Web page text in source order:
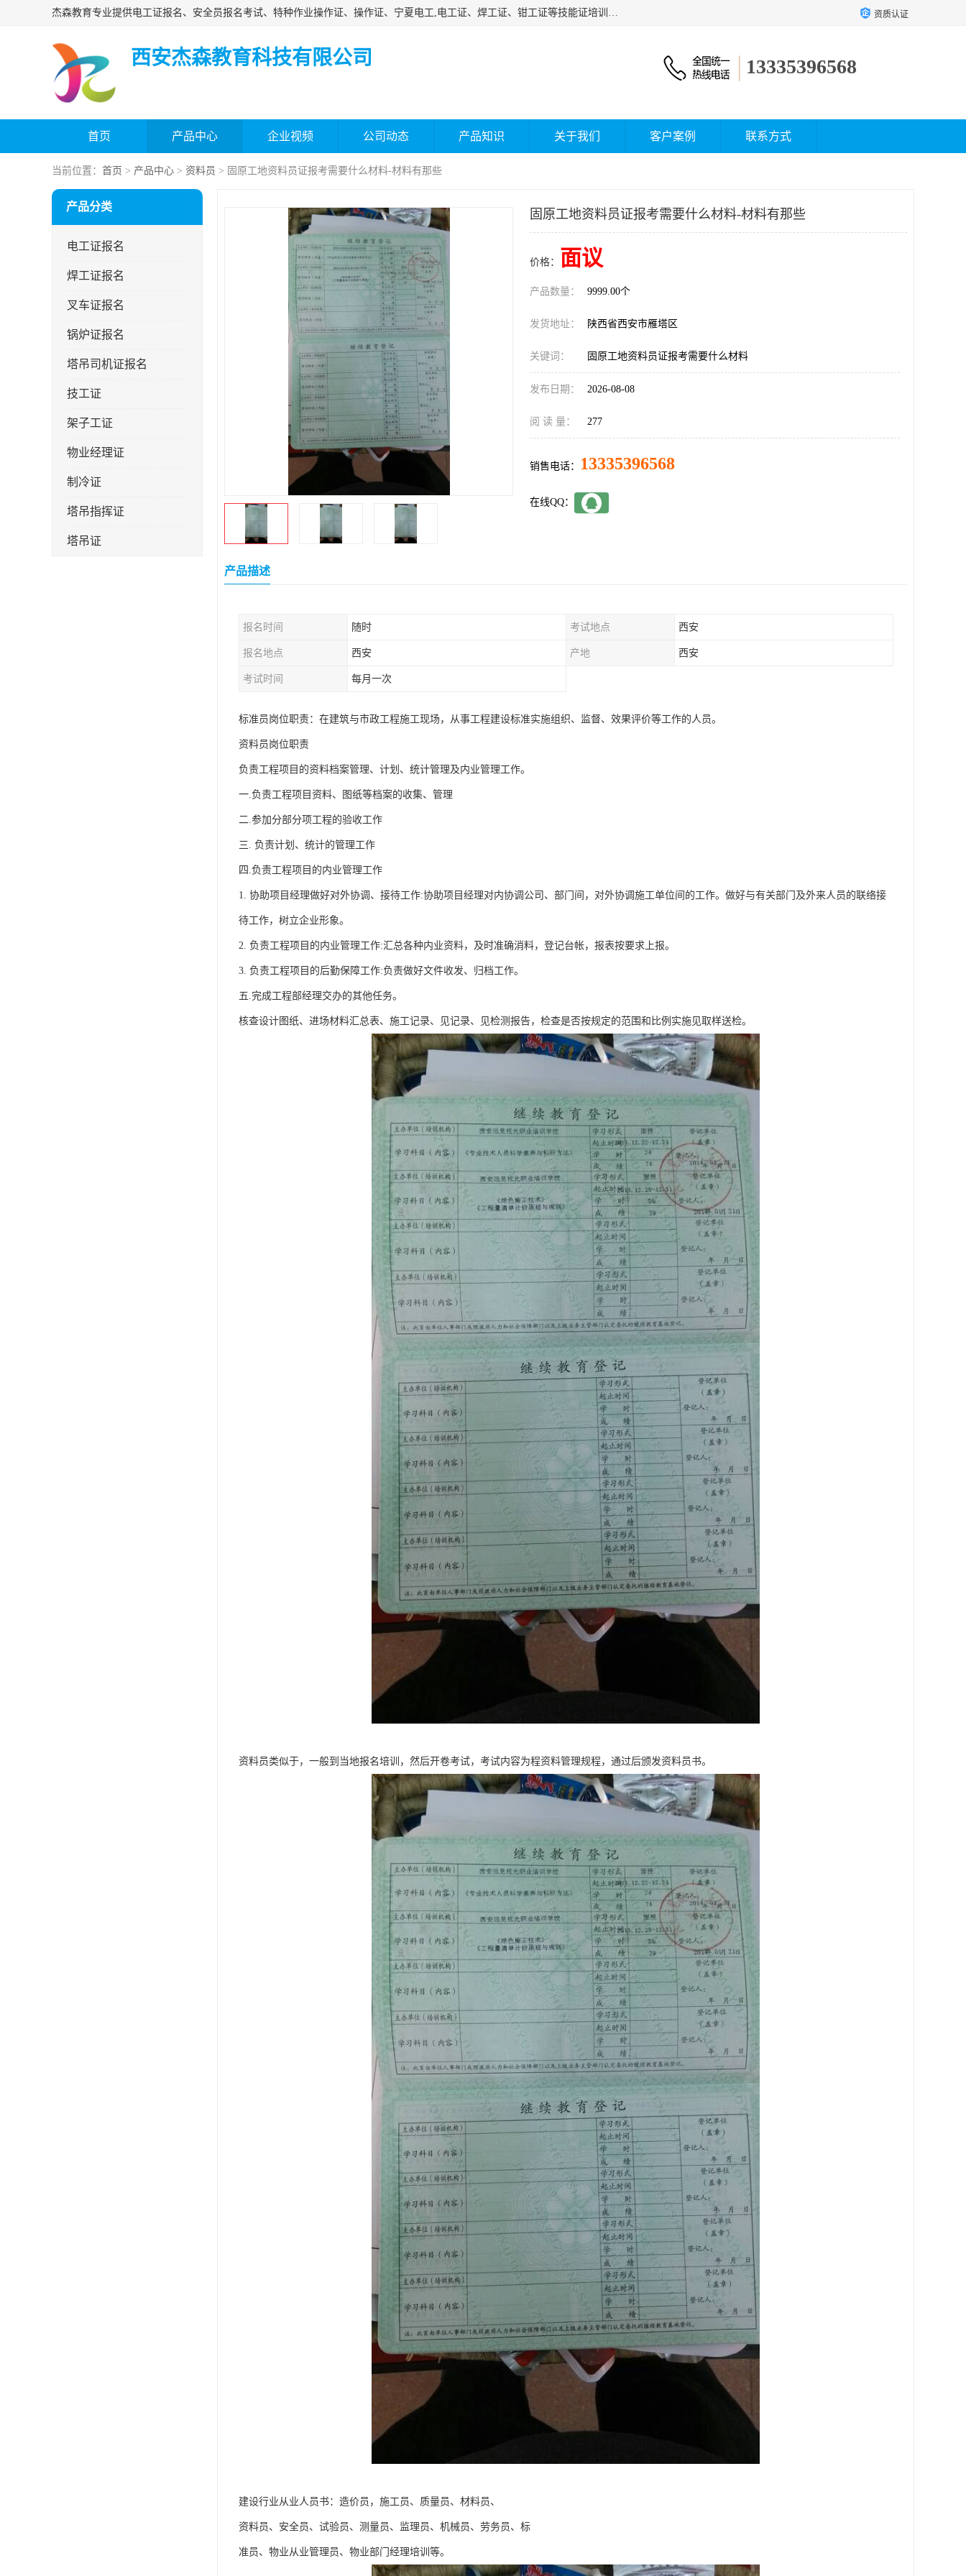
杰森教育专业提供电工证报名、安全员报名考试、特种作业操作证、操作证、宁夏电工,电工证、焊工证、钳工证等技能证培训课程。 资质认证
西安杰森教育科技有限公司 13335396568
首页 产品中心 企业视频 公司动态 产品知识 关于我们 客户案例 联系方式
当前位置： 首页 > 产品中心 > 资料员 > 固原工地资料员证报考需要什么材料-材料有那些
产品分类
电工证报名
焊工证报名
叉车证报名
锅炉证报名
塔吊司机证报名
技工证
架子工证
物业经理证
制冷证
塔吊指挥证
塔吊证
固原工地资料员证报考需要什么材料-材料有那些
价格： 面议
产品数量： 9999.00个
发货地址： 陕西省西安市雁塔区
关键词： 固原工地资料员证报考需要什么材料
发布日期： 2026-08-08
阅 读 量： 277
销售电话： 13335396568
在线QQ：
产品描述
报名时间 随时 考试地点 西安
报名地点 西安 产地 西安
考试时间 每月一次
标准员岗位职责：在建筑与市政工程施工现场，从事工程建设标准实施组织、监督、效果评价等工作的人员。
资料员岗位职责
负责工程项目的资料档案管理、计划、统计管理及内业管理工作。
一.负责工程项目资料、图纸等档案的收集、管理
二.参加分部分项工程的验收工作
三. 负责计划、统计的管理工作
四.负责工程项目的内业管理工作
1. 协助项目经理做好对外协调、接待工作:协助项目经理对内协调公司、部门间，对外协调施工单位间的工作。做好与有关部门及外来人员的联络接
待工作，树立企业形象。
2. 负责工程项目的内业管理工作:汇总各种内业资料，及时准确消料，登记台帐，报表按要求上报。
3. 负责工程项目的后勤保障工作:负责做好文件收发、归档工作。
五.完成工程部经理交办的其他任务。
核查设计图纸、进场材料汇总表、施工记录、见记录、见检测报告，检查是否按规定的范围和比例实施见取样送检。
资料员类似于，一般到当地报名培训，然后开卷考试，考试内容为程资料管理规程，通过后颁发资料员书。
建设行业从业人员书：造价员，施工员、质量员、材料员、
资料员、安全员、试验员、测量员、监理员、机械员、劳务员、标
准员、物业从业管理员、物业部门经理培训等。